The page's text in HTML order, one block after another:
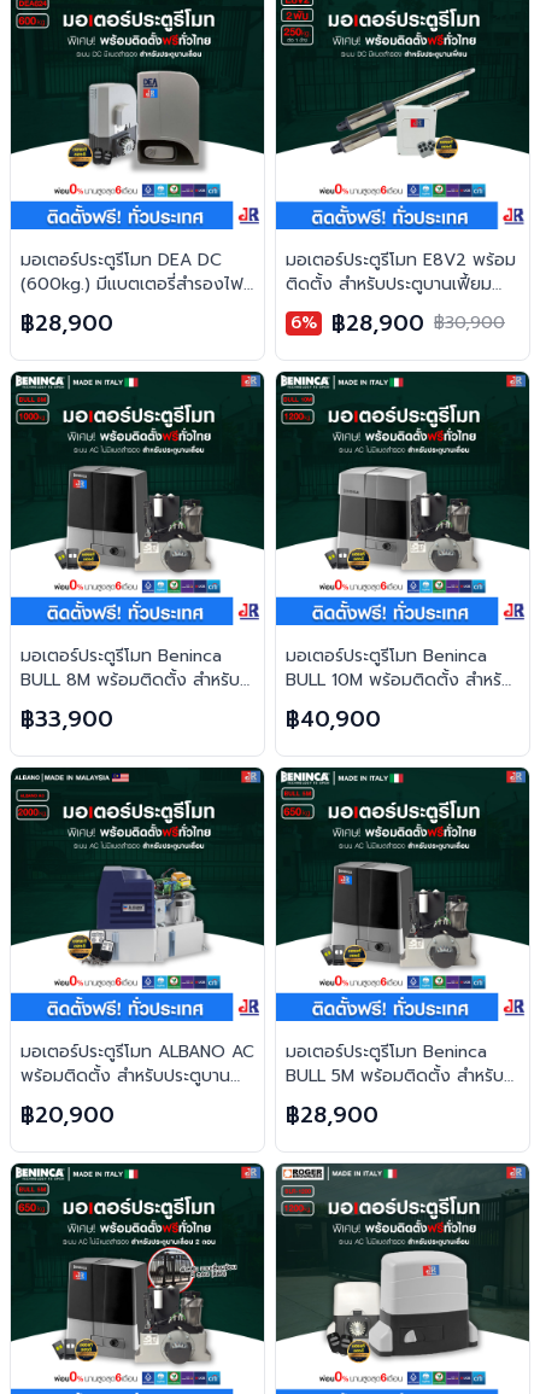
มอเตอร์ประตูรีโมท DEA DC
(600kg.) มีแบตเตอรี่สำรองไฟ
พร้อมติดตั้ง สำหรับประตูบาน
เลื่อน
฿28,900
มอเตอร์ประตูรีโมท E8V2 พร้อม
ติดตั้ง สำหรับประตูบานเฟี้ยม
(2พับ)
6% ฿28,900 ฿30,900
มอเตอร์ประตูรีโมท Beninca
BULL 8M พร้อมติดตั้ง สำหรับ
ประตูบานเลื่อน
฿33,900
มอเตอร์ประตูรีโมท Beninca
BULL 10M พร้อมติดตั้ง สำหรับ
ประตูบานเลื่อน
฿40,900
มอเตอร์ประตูรีโมท ALBANO AC
พร้อมติดตั้ง สำหรับประตูบาน
เลื่อน
฿20,900
มอเตอร์ประตูรีโมท Beninca
BULL 5M พร้อมติดตั้ง สำหรับ
ประตูบานเลื่อน (ตอนเดียว)
฿28,900